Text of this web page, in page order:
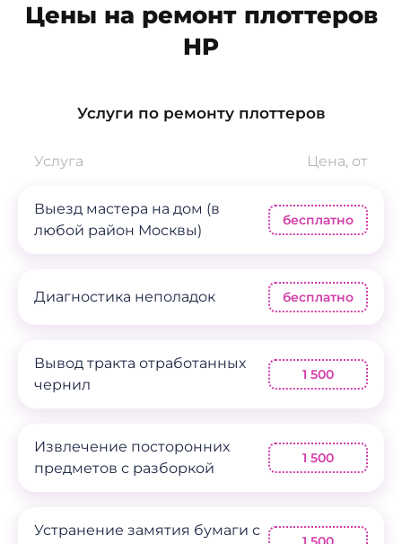
Цены на ремонт плоттеров
HP
Услуги по ремонту плоттеров
Услуга Цена, от
Выезд мастера на дом (в
любой район Москвы)
бесплатно
Диагностика неполадок бесплатно
Вывод тракта отработанных
чернил
1 500
Извлечение посторонних
предметов с разборкой
1 500
Устранение замятия бумаги с